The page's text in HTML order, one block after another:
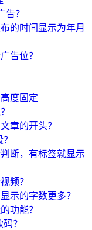
告？
的时间显示为年月
告位？
度固定
章的开头？
断，有标签就显示
频？
示的字数更多？
功能？
？